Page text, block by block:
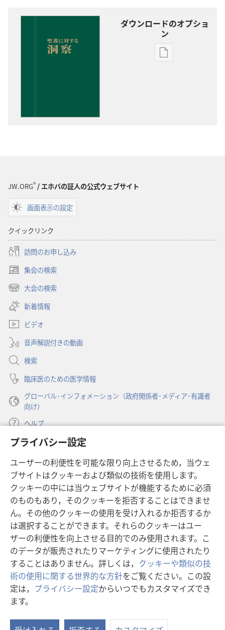
プライバシー設定
ユーザーの利便性を可能な限り向上させるため，当ウェ
ブサイトはクッキーおよび類似の技術を使用します。
クッキーの中には当ウェブサイトが機能するために必須
のものもあり，そのクッキーを拒否することはできませ
ん。その他のクッキーの使用を受け入れるか拒否するか
は選択することができます。それらのクッキーはユー
ザーの利便性を向上させる目的でのみ使用されます。こ
のデータが販売されたりマーケティングに使用されたり
することはありません。詳しくは， クッキーや類似の技
術の使用に関する世界的な方針をご覧ください。この設
定は， プライバシー設定からいつでもカスタマイズでき
ます。
ダウンロードのオプショ
ン
出
JW.ORG®/ エホバの証人の公式ウェブサイト
画面表示の設定
クイックリンク
訪問のお申し込み
集会の検索
（新
し
タ
で
開
く）
大会の検索
（新
し
い
タ
ブ
で
開
く）
新着情報
ビデオ
音声解説付きの動画
検索
臨床医のための医学情報
グローバル･インフォメーション（政府関係者･メディア･有識者
向け）
ヘルプ
寄付
し
い
タ
ブ
で
開
く）
ものみの塔 オンライン・ライブラリー
（新
し
い
タ
ブ
で
開
く）
JW Hub ®
（新
し
い
タ
ブ
で
開
く）
JW Library ®
Watchtower Library®
Copyright
利用規約